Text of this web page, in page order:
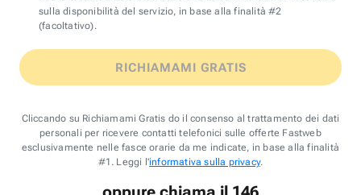
sulla disponibilità del servizio, in base alla finalità #2
(facoltativo).
RICHIAMAMI GRATIS
Cliccando su Richiamami Gratis do il consenso al trattamento dei dati
personali per ricevere contatti telefonici sulle offerte Fastweb
esclusivamente nelle fasce orarie da me indicate, in base alla finalità
#1. Leggi l'informativa sulla privacy.